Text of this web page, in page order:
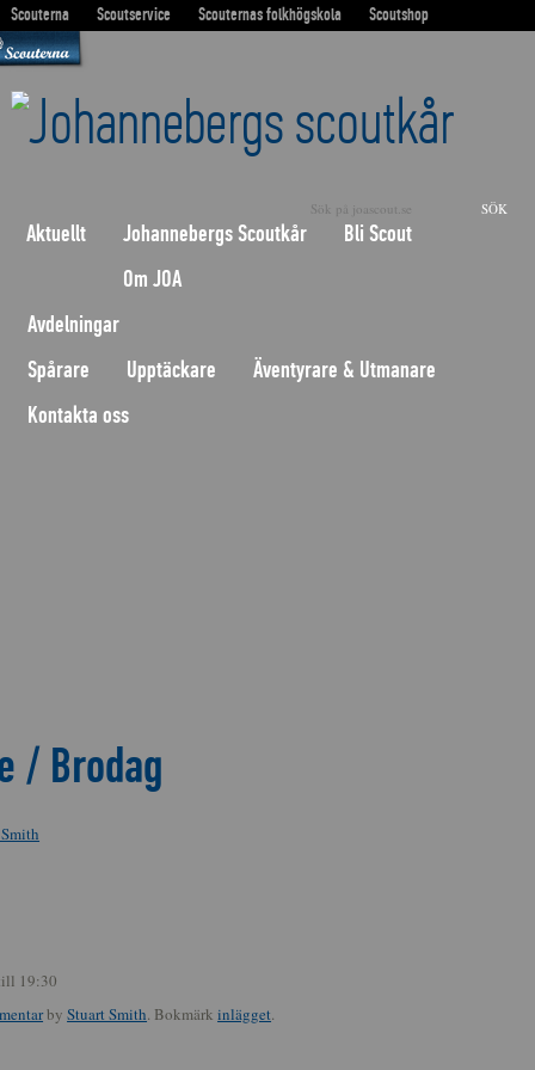
Scouterna Scoutservice Scouternas folkhögskola Scoutshop
Sök på
Aktuellt
Johannebergs Scoutkår
Om JOA
Bli Scout
Avdelningar
Spårare
Upptäckare
Äventyrare & Utmanare
Kontakta oss
/ Brodag
19:30
byStuart Smith. Bokmärkinlägget.